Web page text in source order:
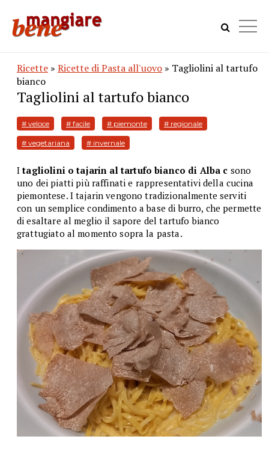
Ricette » Ricette di Pasta all'uovo » Tagliolini al tartufo
bianco
Tagliolini al tartufo bianco
# veloce # facile # piemonte # regionale
# vegetariana # invernale
Itagliolini o tajarin al tartufo bianco di Alba c sono
uno dei piatti più raffinati e rappresentativi della cucina
piemontese. I tajarin vengono tradizionalmente serviti
con un semplice condimento a base di burro, che permette
di esaltare al meglio il sapore del tartufo bianco
grattugiato al momento sopra la pasta.